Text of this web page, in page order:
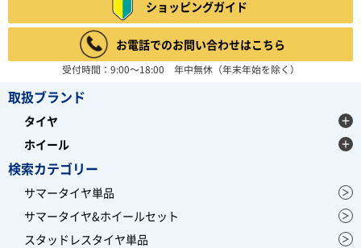
ショッピングガイド
お電話でのお問い合わせはこちら
受付時間：9:00～18:00 年中無休（年末年始を除く）
取扱ブランド
タイヤ
ホイール
検索カテゴリー
サマータイヤ単品
サマータイヤ&ホイールセット
スタッドレスタイヤ単品